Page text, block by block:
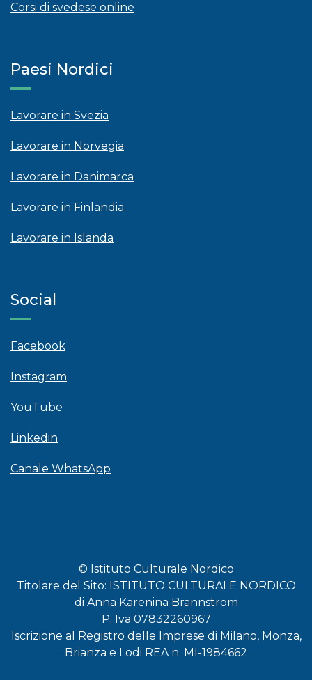
Corsi di svedese online
Paesi Nordici
Lavorare in Svezia
Lavorare in Norvegia
Lavorare in Danimarca
Lavorare in Finlandia
Lavorare in Islanda
Social
Facebook
Instagram
YouTube
Linkedin
Canale WhatsApp
© Istituto Culturale Nordico
Titolare del Sito: ISTITUTO CULTURALE NORDICO
di Anna Karenina Brännström
P. Iva 07832260967
Iscrizione al Registro delle Imprese di Milano, Monza,
Brianza e Lodi REA n. MI-1984662